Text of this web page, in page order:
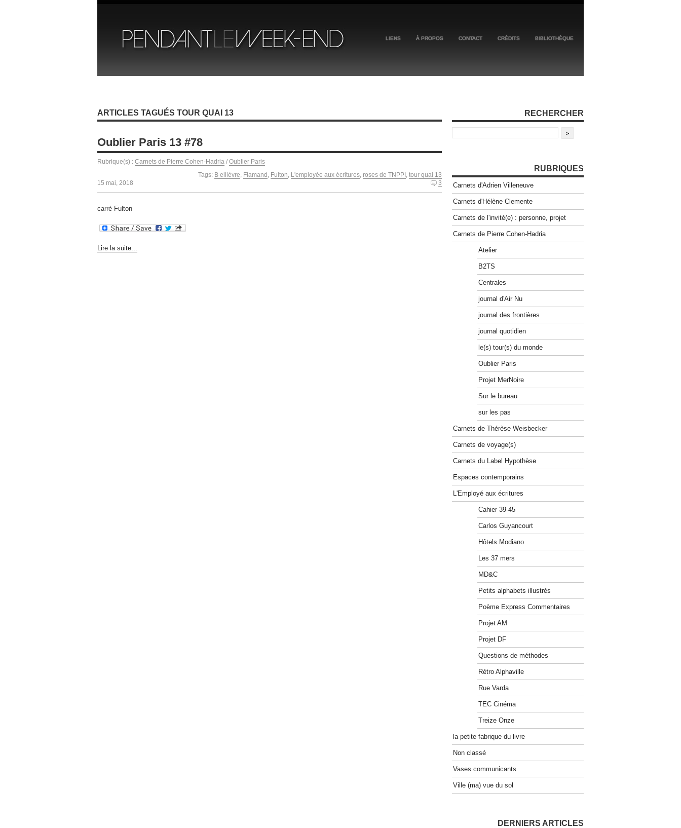
LIENS À PROPOS CONTACT CRÉDITS BIBLIOTHÈQUE
ARTICLES TAGUÉS TOUR QUAI 13
Oublier Paris 13 #78
Rubrique(s) : Carnets de Pierre Cohen-Hadria / Oublier Paris
Tags: B ellièvre, Flamand , Fulton, L'employée aux écritures, roses de TNPPI , tour quai 13
15 mai, 2018
3
carré Fulton
Lire la suite...
RECHERCHER
RUBRIQUES
Carnets d'Adrien Villeneuve
Carnets d'Hélène Clemente
Carnets de l'invité(e) : personne, projet
Carnets de Pierre Cohen-Hadria
Atelier
B2TS
Centrales
journal d'Air Nu
journal des frontières
journal quotidien
le(s) tour(s) du monde
Oublier Paris
Projet MerNoire
Sur le bureau
sur les pas
Carnets de Thérèse Weisbecker
Carnets de voyage(s)
Carnets du Label Hypothèse
Espaces contemporains
L'Employé aux écritures
Cahier 39-45
Carlos Guyancourt
Hôtels Modiano
Les 37 mers
MD&C
Petits alphabets illustrés
Poème Express Commentaires
Projet AM
Projet DF
Questions de méthodes
Rétro Alphaville
Rue Varda
TEC Cinéma
Treize Onze
la petite fabrique du livre
Non classé
Vases communicants
Ville (ma) vue du sol
DERNIERS ARTICLES